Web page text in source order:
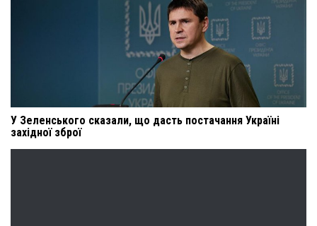
У Зеленського сказали, що дасть постачання Україні
західної зброї